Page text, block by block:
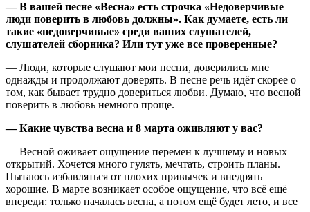
— В вашей песне «Весна» есть строчка «Недоверчивые
люди поверить в любовь должны». Как думаете, есть ли
такие «недоверчивые» среди ваших слушателей,
слушателей сборника? Или тут уже все проверенные?
— Люди, которые слушают мои песни, доверились мне
однажды и продолжают доверять. В песне речь идёт скорее о
том, как бывает трудно довериться любви. Думаю, что весной
поверить в любовь немного проще.
— Какие чувства весна и 8 марта оживляют у вас?
— Весной оживает ощущение перемен к лучшему и новых
открытий. Хочется много гулять, мечтать, строить планы.
Пытаюсь избавляться от плохих привычек и внедрять
хорошие. В марте возникает особое ощущение, что всё ещё
впереди: только началась весна, а потом ещё будет лето, и все